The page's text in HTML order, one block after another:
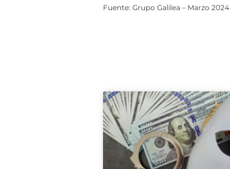
Fuente: Grupo Galilea – Marzo 2024